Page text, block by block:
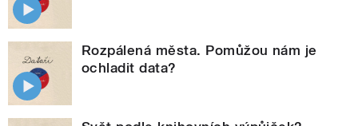
Rozpálená města. Pomůžou nám je
ochladit data?